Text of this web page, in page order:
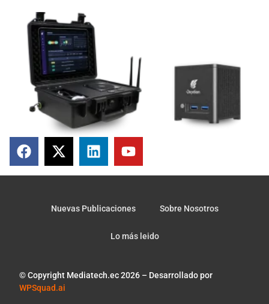
© Copyright Mediatech.ec 2026 – Desarrollado por
WPSquad.ai
Nuevas Publicaciones Sobre Nosotros
Lo más leido